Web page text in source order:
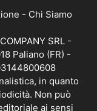
- Chi Siamo
SRL -
Paliano (FR) -
in quanto
Non può
ai sensi